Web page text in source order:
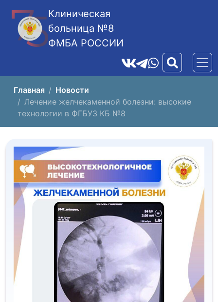
Клиническая
больница №8
ФМБА РОССИИ
Главная
Новости
Лечение желчекаменной болезни: высокие
технологии в ФГБУЗ КБ №8